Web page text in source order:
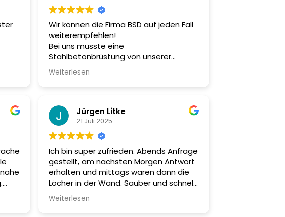
Wir können die Firma BSD auf jeden Fall
weiterempfehlen!
Bei uns musste eine
Stahlbetonbrüstung von unserer
Terrasse entfernt werden, die mit der
oberen Geschossdecke verbunden war.
Und wir sind sehr zufrieden.
Die Kommunikation war freundlich,
professionell und zielführend. Und die
Arbeiten wurden zu unserer vollen
Zufriedenheit ausgeführt. Ein
besonderes Lob gilt der raschen
Umsetzung: Zwischen
Angebotseinholung und Abtransport
der abgesägten Brüstungsteile verging
Weiterlesen
Jürgen Litke
21 Juli 2025
Ich bin super zufrieden. Abends Anfrage
gestellt, am nächsten Morgen Antwort
erhalten und mittags waren dann die
Löcher in der Wand. Sauber und schnell
- zu einem fairen Preis.
Weiterlesen